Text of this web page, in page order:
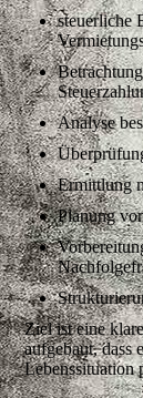
steuerliche
Analyse
Ermittlung
Planung
Ziel ist eine
aufgebaut, dass
Lebenssituation